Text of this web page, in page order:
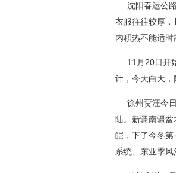
沈阳春运公
衣服往往较厚
内积热不能适时
11月20日开
计，今天白天，
徐州贾汪今
陆。新疆南疆
皑，下了今冬
系统、东亚季风